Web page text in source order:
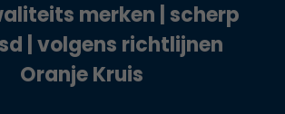
merken | scherp
| volgens richtlijnen
Oranje Kruis